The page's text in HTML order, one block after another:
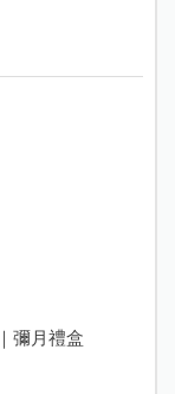
彌月禮盒